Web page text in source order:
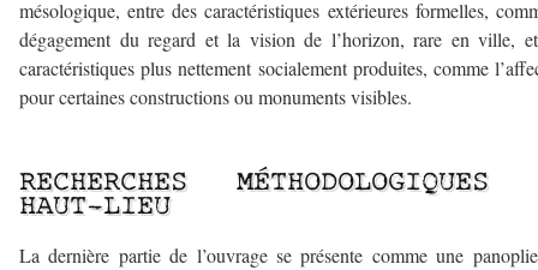
mésologique, entre des caractéristiques extérieures formelles,
dégagement du regard et la vision de l’horizon, rare en ville,
caractéristiques plus nettement socialement produites, comme
pour certaines constructions ou monuments visibles.
RECHERCHES MÉTHODOLOGIQUES
HAUT-LIEU
La dernière partie de l’ouvrage se présente comme une